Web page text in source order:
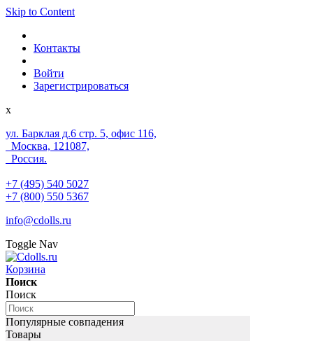
Skip to Content
Контакты
Войти
Зарегистрироваться
x
ул. Барклая д.6 стр. 5, офис 116,
Москва, 121087,
Россия.
+7 (495) 540 5027
+7 (800) 550 5367
info@cdolls.ru
Toggle Nav
Корзина
Поиск
Поиск
Популярные совпадения
Товары